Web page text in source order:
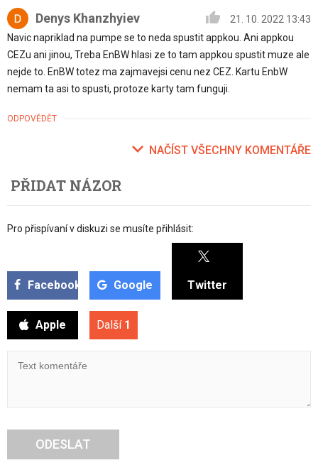
Denys Khanzhyiev
21. 10. 2022 13:43
Navic napriklad na pumpe se to neda spustit appkou. Ani appkou
CEZu ani jinou, Treba EnBW hlasi ze to tam appkou spustit muze ale
nejde to. EnBW totez ma zajmavejsi cenu nez CEZ. Kartu EnbW
nemam ta asi to spusti, protoze karty tam funguji.
ODPOVĚDĚT
NAČÍST VŠECHNY KOMENTÁŘE
PŘIDAT NÁZOR
Pro přispívaní v diskuzi se musíte přihlásit:
Facebook Google Twitter
Apple Další 1
ODESLAT